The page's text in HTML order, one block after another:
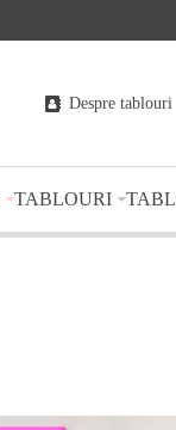
Despre tablouri
TABLOURI